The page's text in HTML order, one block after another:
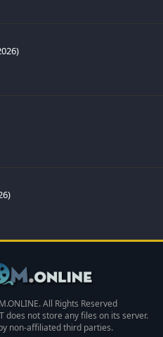
All Rights Reserved
does not store any files on its server.
non-affiliated third parties.